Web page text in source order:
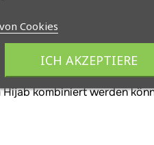
kombiniert werden
Cookies
ICH AKZEPTIERE